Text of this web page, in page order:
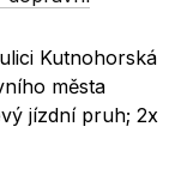
Kutnohorská
města
jízdní pruh; 2x